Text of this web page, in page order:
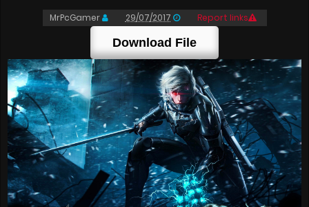
MrPcGamer 29/07/2017 Report links
Download File